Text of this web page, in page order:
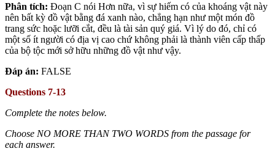
Phân tích: Đoạn C nói Hơn nữa, vì sự hiếm có của khoáng vật này
nên bất kỳ đồ vật bằng đá xanh nào, chẳng hạn như một món đồ
trang sức hoặc lưỡi cắt, đều là tài sản quý giá. Vì lý do đó, chỉ có
một số ít người có địa vị cao chứ không phải là thành viên cấp thấp
của bộ tộc mới sở hữu những đồ vật như vậy.
Đáp án: FALSE
Questions 7-13
Complete the notes below.
Choose NO MORE THAN TWO WORDS from the passage for
each answer.